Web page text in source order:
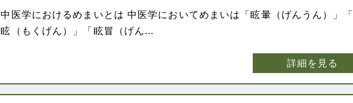
中医学におけるめまいとは 中医学においてめまいは「眩暈（げんうん）」
眩（もくげん）」「眩冒（げん...
詳細を見る